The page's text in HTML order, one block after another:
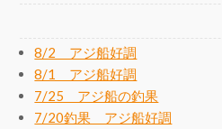
8/2 アジ船好調
8/1 アジ船好調
7/25 アジ船の釣果
7/20釣果 アジ船好調